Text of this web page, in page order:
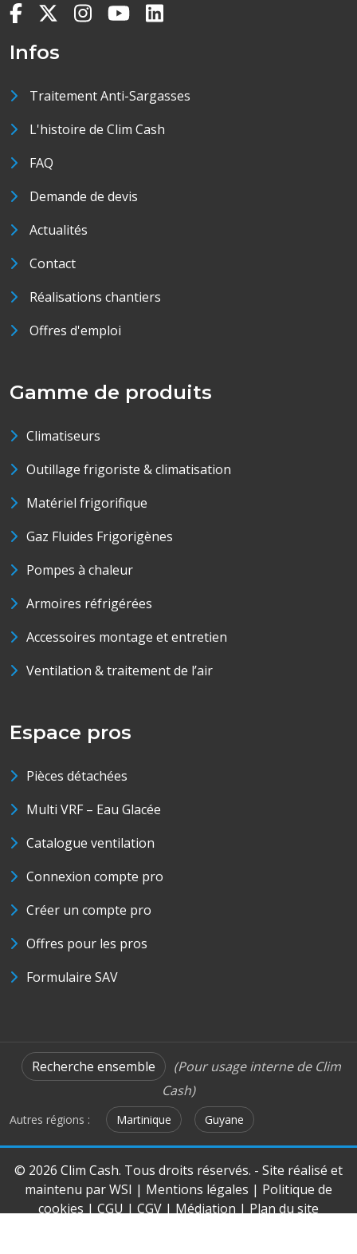
Infos
Traitement Anti-Sargasses
L'histoire de Clim Cash
FAQ
Demande de devis
Actualités
Contact
Réalisations chantiers
Offres d'emploi
Gamme de produits
Climatiseurs
Outillage frigoriste & climatisation
Matériel frigorifique
Gaz Fluides Frigorigènes
Pompes à chaleur
Armoires réfrigérées
Accessoires montage et entretien
Ventilation & traitement de l’air
Espace pros
Pièces détachées
Multi VRF – Eau Glacée
Catalogue ventilation
Connexion compte pro
Créer un compte pro
Offres pour les pros
Formulaire SAV
Recherche ensemble
(Pour usage interne de Clim
Cash)
Autres régions : Martinique Guyane
© 2026 Clim Cash. Tous droits réservés. - Site réalisé et
maintenu parWSI | Mentions légales | Politique de
cookies | CGU | CGV | Médiation | Plan du site